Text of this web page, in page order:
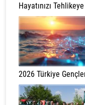
Hayatınızı
2026 Türkiye